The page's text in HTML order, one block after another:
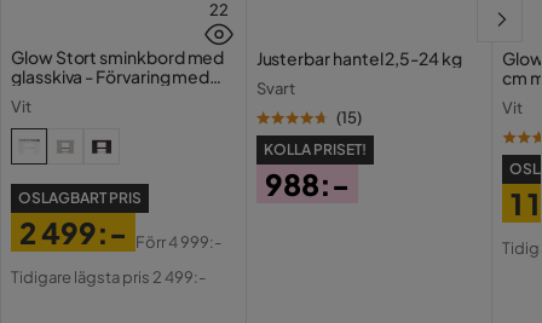
22
Glow Stort sminkbord med
glasskiva - Förvaring med
Vit
OSLAGBART PRIS
Pris
2 499:-
Original
Förr4 999:-
Tidigare lägsta pris 2 499:-
Justerbar hantel 2,5-24 kg
Svart
(15)
KOLLA PRISET!
988:-
cm
Vit
1